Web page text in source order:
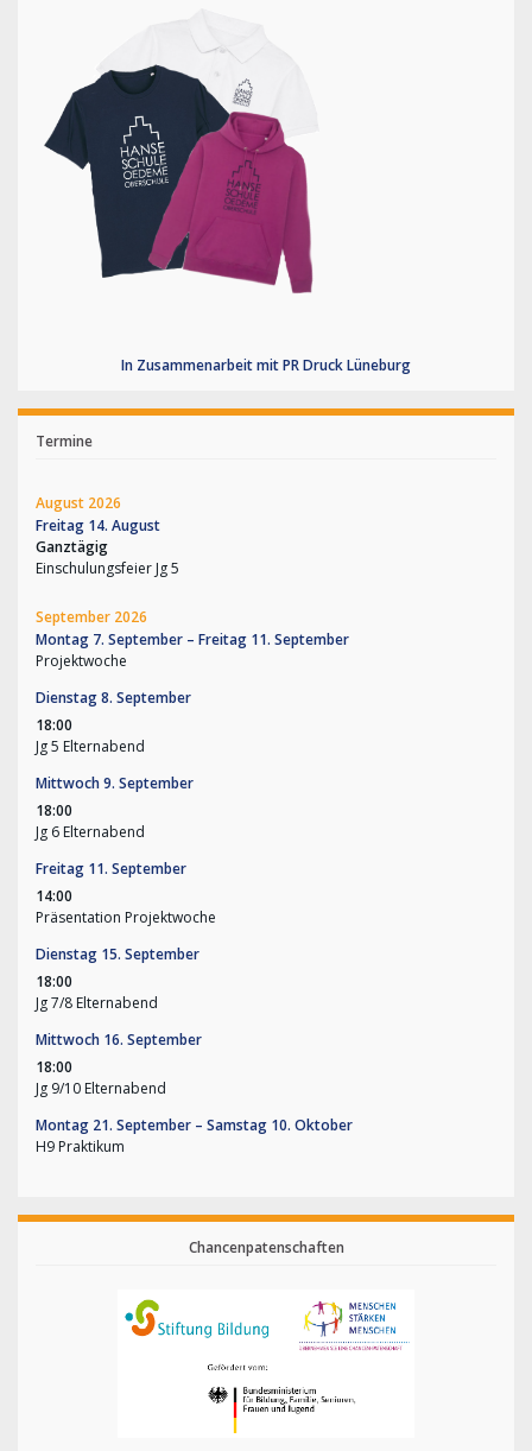
In Zusammenarbeit mit PR Druck Lüneburg
Termine
August 2026
Freitag 14. August
Ganztägig
Einschulungsfeier Jg 5
September 2026
Montag 7. September – Freitag 11. September
Projektwoche
Dienstag8. September
18:00
Jg 5 Elternabend
Mittwoch9. September
18:00
Jg 6 Elternabend
Freitag 11. September
14:00
Präsentation Projektwoche
Dienstag 15. September
18:00
Jg 7/8 Elternabend
Mittwoch 16. September
18:00
Jg 9/10 Elternabend
Montag 21. September – Samstag 10. Oktober
H9 Praktikum
Chancenpatenschaften